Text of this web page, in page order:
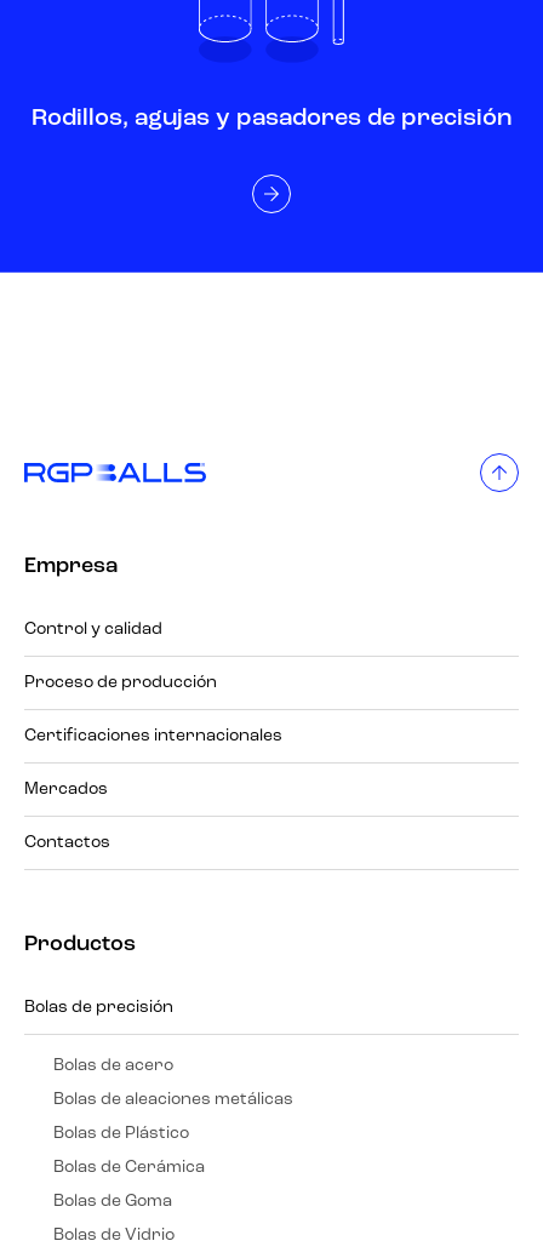
Rodillos, agujas y pasadores de precisión
Empresa
Control y calidad
Proceso de producción
Certificaciones internacionales
Mercados
Contactos
Productos
Bolas de precisión
Bolas de acero
Bolas de aleaciones metálicas
Bolas de Plástico
Bolas de Cerámica
Bolas de Goma
Bolas de Vidrio